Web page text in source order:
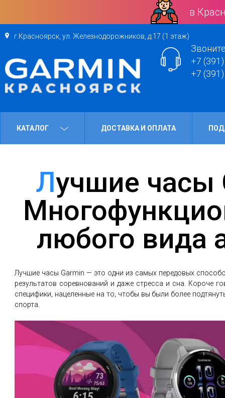
в
г.Красноярск, ул. Железнодорожников, д.17 (1 этаж)
+7
+7
КАТАЛОГ ДОСТАВКА И ОПЛАТА
Лучшие часы Garmin 2024 года:
любого вида
Лучшие часы Garmin — это одни из самых передовых
результатов соревнований и даже стресса и сна. Короче
специфики, нацеленные на то, чтобы вы были более
спорта.